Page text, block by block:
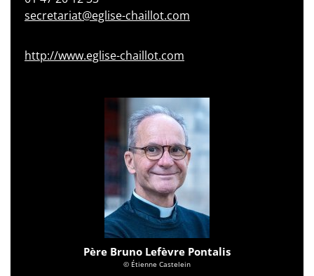
secretariat@eglise-chaillot.com
http://www.eglise-chaillot.com
Père Bruno Lefèvre Pontalis
© Étienne Castelein